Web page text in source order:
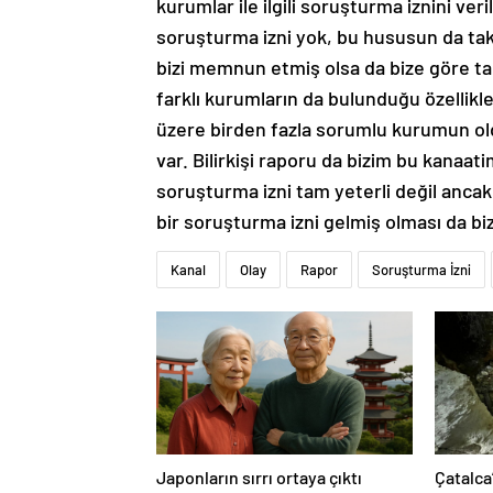
kurumlar ile ilgili soruşturma iznini
soruşturma izni yok, bu hususun da
bizi memnun etmiş olsa da bize göre
farklı kurumların da bulunduğu
üzere birden fazla sorumlu kurumun
var. Bilirkişi raporu da bizim bu
soruşturma izni tam yeterli değil
bir soruşturma izni gelmiş olması da
Kanal Olay Rapor Soruşturma İzni
Japonların sırrı ortaya çıktı